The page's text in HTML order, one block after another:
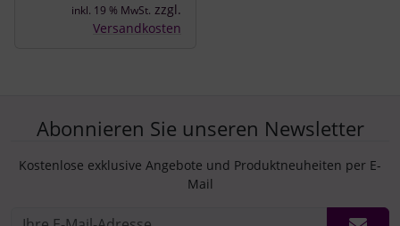
inkl. 19 % MwSt. zzgl.
Versandkosten
Abonnieren Sie unseren Newsletter
Kostenlose exklusive Angebote und Produktneuheiten per E-
Mail